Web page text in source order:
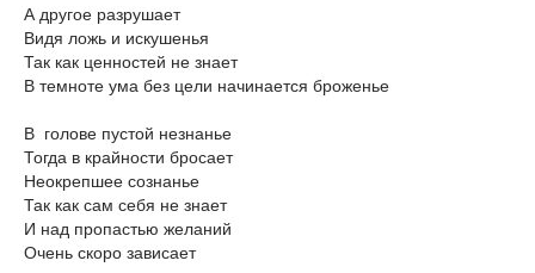
А другое разрушает
Видя ложь и искушенья
Так как ценностей не знает
В темноте ума без цели начинается броженье
В голове пустой незнанье
Тогда в крайности бросает
Неокрепшее сознанье
Так как сам себя не знает
И над пропастью желаний
Очень скоро зависает